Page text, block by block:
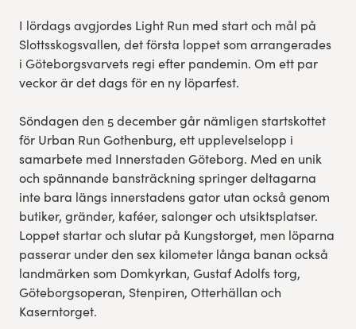
I lördags avgjordes Light Run med start och mål på
Slottsskogsvallen, det första loppet som arrangerades
i Göteborgsvarvets regi efter pandemin. Om ett par
veckor är det dags för en ny löparfest.
Söndagen den 5 december går nämligen startskottet
för Urban Run Gothenburg, ett upplevelselopp i
samarbete med Innerstaden Göteborg. Med en unik
och spännande bansträckning springer deltagarna
inte bara längs innerstadens gator utan också genom
butiker, gränder, kaféer, salonger och utsiktsplatser.
Loppet startar och slutar på Kungstorget, men löparna
passerar under den sex kilometer långa banan också
landmärken som Domkyrkan, Gustaf Adolfs torg,
Göteborgsoperan, Stenpiren, Otterhällan och
Kaserntorget.